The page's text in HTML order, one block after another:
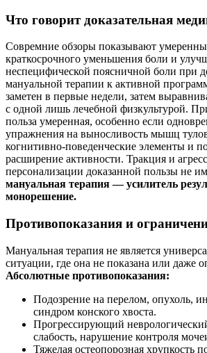
Что говорит доказательная
Совремние обзоры показывают
краткосрочного уменьшения боли и
неспецифической поясничной боли при
мануальной терапии к активной
заметен в первые недели, затем
с одной лишь лечебной физкультурой.
польза умеренная, особенно если
упражнения на выносливость мышц
когнитивно‑поведенческие элементы и
расширение активности. Тракция и
персонализации доказанной пользы не
мануальная терапия — усилитель
монорешение.
Противопоказания и
Мануальная терапия не является
ситуации, где она не показана или даже
Абсолютные противопоказания:
Подозрение на перелом, опухоль,
синдром конского хвоста.
Прогрессирующий
слабость, нарушение контроля
Тяжелая остеопорозная хрупкость